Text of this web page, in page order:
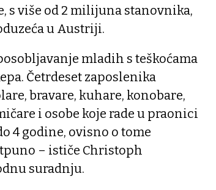
s više od 2 milijuna stanovnika,
u Austriji.
mladih s teškoćama
Četrdeset zaposlenika
bravare, kuhare, konobare,
i osobe koje rade u praonici
4 godine, ovisno o tome
– ističe Christoph
suradnju.